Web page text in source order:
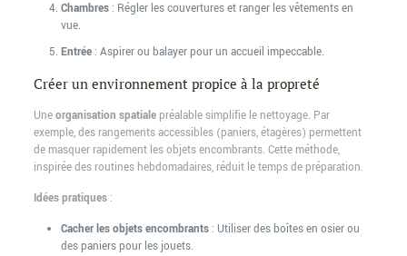
Chambres: Régler les couvertures et ranger les vêtements en
vue.
Entrée: Aspirer ou balayer pour un accueil impeccable.
Créer un environnement propice à la propreté
Uneorganisation spatialepréalable simplifie le nettoyage. Par
exemple, des rangements accessibles (paniers, étagères) permettent
de masquer rapidement les objets encombrants. Cette méthode,
inspirée des routines hebdomadaires, réduit le temps de préparation.
Idées pratiques:
Cacher les objets encombrants: Utiliser des boîtes en osier ou
des paniers pour les jouets.